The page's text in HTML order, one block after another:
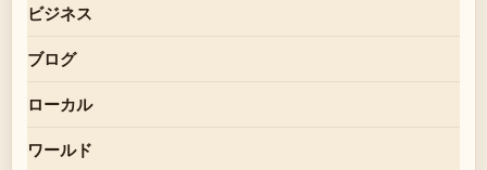
ビジネス
ブログ
ローカル
ワールド